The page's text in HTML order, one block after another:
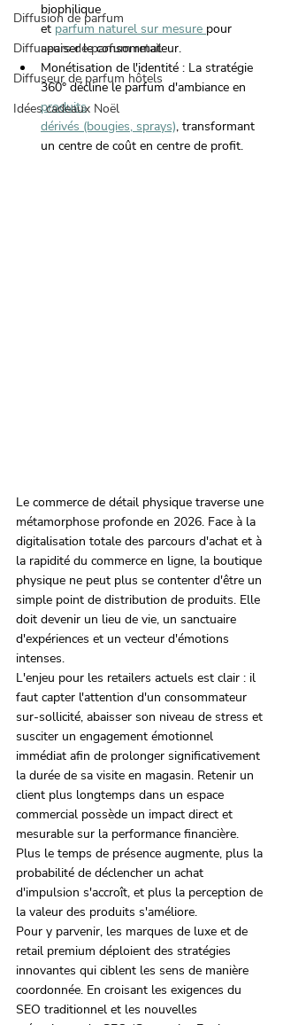
Diffusion de parfum
Diffuseurs de parfum retail
Diffuseur de parfum hôtels
Idées cadeaux Noël
biophilique
et parfum naturel sur mesure pour
apaiser le consommateur.
Monétisation de l'identité : La stratégie
360° décline le parfum d'ambiance en
produits
dérivés (bougies, sprays), transformant
un centre de coût en centre de profit.
Le commerce de détail physique traverse une
métamorphose profonde en 2026. Face à la
digitalisation totale des parcours d'achat et à
la rapidité du commerce en ligne, la boutique
physique ne peut plus se contenter d'être un
simple point de distribution de produits. Elle
doit devenir un lieu de vie, un sanctuaire
d'expériences et un vecteur d'émotions
intenses.
L'enjeu pour les retailers actuels est clair : il
faut capter l'attention d'un consommateur
sur-sollicité, abaisser son niveau de stress et
susciter un engagement émotionnel
immédiat afin de prolonger significativement
la durée de sa visite en magasin. Retenir un
client plus longtemps dans un espace
commercial possède un impact direct et
mesurable sur la performance financière.
Plus le temps de présence augmente, plus la
probabilité de déclencher un achat
d'impulsion s'accroît, et plus la perception de
la valeur des produits s'améliore.
Pour y parvenir, les marques de luxe et de
retail premium déploient des stratégies
innovantes qui ciblent les sens de manière
coordonnée. En croisant les exigences du
SEO traditionnel et les nouvelles